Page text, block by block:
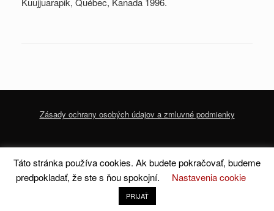
Zásady ochrany osobých údajov a zmluvné podmienky
podmienky
Theme
Táto stránka používa cookies. Ak budete pokračovať, budeme
predpokladať, že ste s ňou spokojní.
Nastavenia cookie
PRIJAŤ